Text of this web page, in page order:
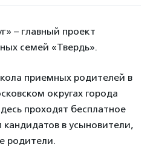
– главный проект
семей «Твердь».
приемных родителей в
округах города
проходят бесплатное
кандидатов в усыновители,
родители.